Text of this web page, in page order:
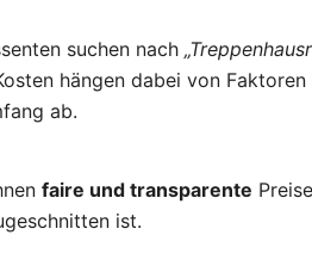
suchen nach
hängen dabei von
ab.
faire und transparente
ist.